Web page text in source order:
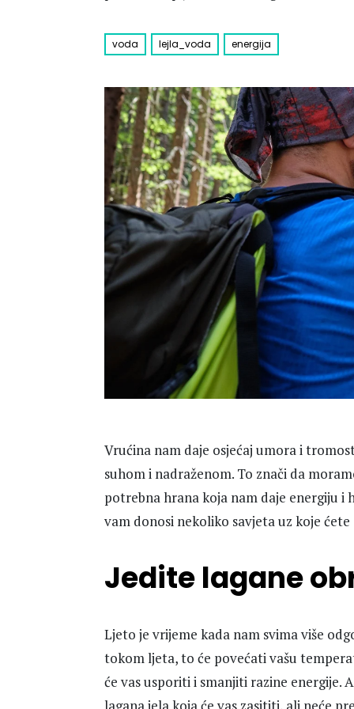
voda lejla_voda energija
Vrućina nam daje osjećaj umora i
suhom i nadraženom. To znači da
potrebna hrana koja nam daje energiju i
vam donosi nekoliko savjeta uz koje
Jedite lagane
Ljeto je vrijeme kada nam svima više
tokom ljeta, to će povećati vašu
će vas usporiti i smanjiti razine
lagana jela koja će vas zasititi, ali neće